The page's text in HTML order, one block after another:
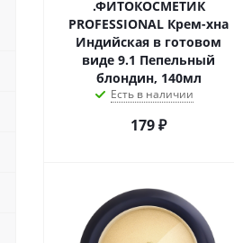
.ФИТОКОСМЕТИК
PROFESSIONAL Крем-хна
Индийская в готовом
виде 9.1 Пепельный
блондин, 140мл
Есть в наличии
179₽